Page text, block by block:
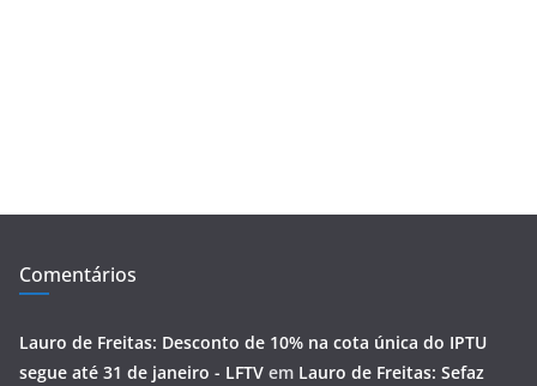
Comentários
Lauro de Freitas: Desconto de 10% na cota única do IPTU
segue até 31 de janeiro - LFTV em Lauro de Freitas: Sefaz